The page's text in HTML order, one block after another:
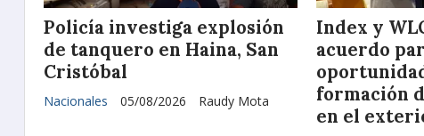
Policía investiga explosión
de tanquero en Haina, San
Cristóbal
Raudy Mota
Nacionales 05/08/2026
Index y
acuerdo
formación
en el